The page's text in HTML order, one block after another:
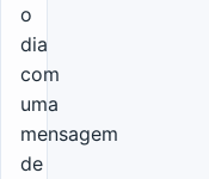
o
dia
com
uma
mensagem
de